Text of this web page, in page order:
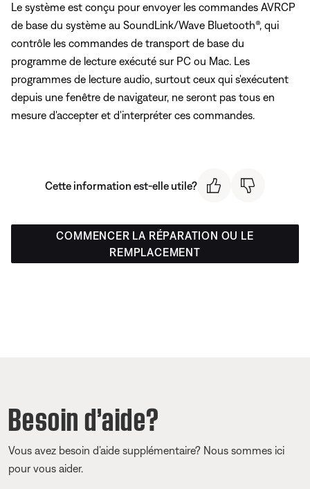
Le système est conçu pour envoyer les commandes AVRCP
de base du système au SoundLink/Wave Bluetooth®, qui
contrôle les commandes de transport de base du
programme de lecture exécuté sur PC ou Mac. Les
programmes de lecture audio, surtout ceux qui s'exécutent
depuis une fenêtre de navigateur, ne seront pas tous en
mesure d'accepter et d'interpréter ces commandes.
Cette information est-elle utile?
COMMENCER LA RÉPARATION OU LE
REMPLACEMENT
Besoin d’aide?
Vous avez besoin d’aide supplémentaire? Nous sommes ici
pour vous aider.